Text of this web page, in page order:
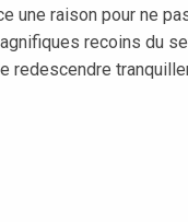
une raison pour ne
recoins du
redescendre